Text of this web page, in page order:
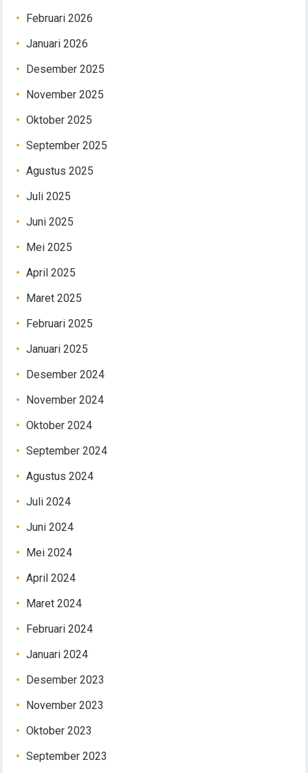
Februari 2026
Januari 2026
Desember 2025
November 2025
Oktober 2025
September 2025
Agustus 2025
Juli 2025
Juni 2025
Mei 2025
April 2025
Maret 2025
Februari 2025
Januari 2025
Desember 2024
November 2024
Oktober 2024
September 2024
Agustus 2024
Juli 2024
Juni 2024
Mei 2024
April 2024
Maret 2024
Februari 2024
Januari 2024
Desember 2023
November 2023
Oktober 2023
September 2023